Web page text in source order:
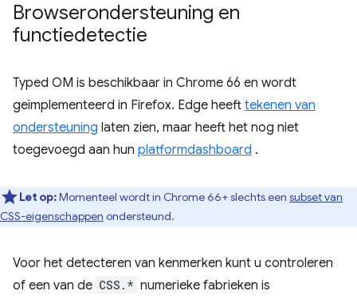
Browserondersteuning en
functiedetectie
Typed OM is beschikbaar in Chrome 66 en wordt
geïmplementeerd in Firefox. Edge heeft tekenen van
ondersteuning laten zien, maar heeft het nog niet
toegevoegd aan hun platformdashboard .
Let op:Momenteel wordt in Chrome 66+ slechts een subset van
CSS-eigenschappen ondersteund.
Voor het detecteren van kenmerken kunt u controleren
of een van de CSS.* numerieke fabrieken is